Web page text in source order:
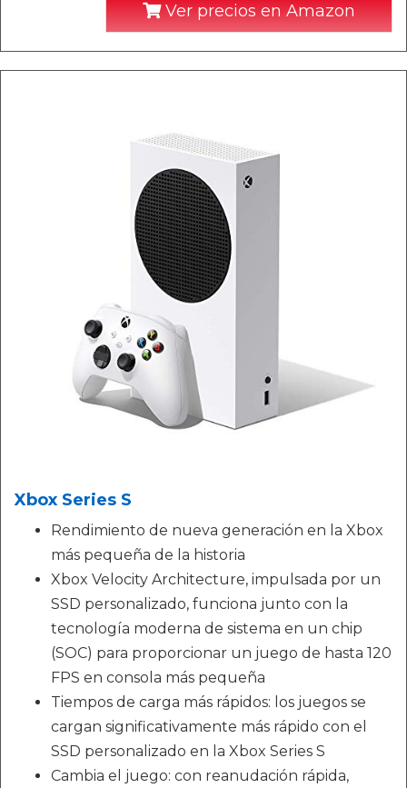
Ver precios en Amazon
Xbox Series S
Rendimiento de nueva generación en la Xbox
más pequeña de la historia
Xbox Velocity Architecture, impulsada por un
SSD personalizado, funciona junto con la
tecnología moderna de sistema en un chip
(SOC) para proporcionar un juego de hasta 120
FPS en consola más pequeña
Tiempos de carga más rápidos: los juegos se
cargan significativamente más rápido con el
SSD personalizado en la Xbox Series S
Cambia el juego: con reanudación rápida,